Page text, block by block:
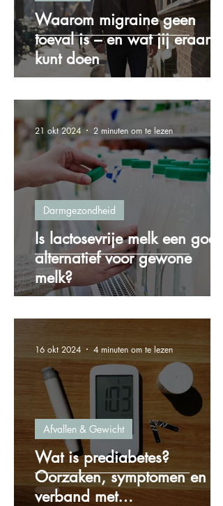
Waarom migraine geen
toeval is – en wat jij eraan
kunt doen
Is lactosevrije melk een goed
alternatief voor gewone
melk?
Darmgezondheid
21 okt 2024 2 minuten om te lezen
Wat is prediabetes?
Oorzaken, symptomen en het
verband met
Afvallen & Gewicht
16 okt 2024 4 minuten om te lezen